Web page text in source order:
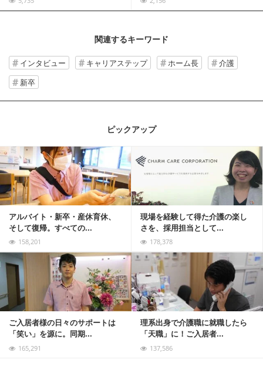
関連するキーワード
インタビュー キャリアステップ ホーム長
介護
新卒
ピックアップ
アルバイト・新卒・産休育休、
そして復帰。すべての...
158,201
現場を経験して得た介護の楽し
さを、採用担当として...
178,378
記事を読む
ご入居者様の日々のサポートは
「笑い」を源に。同期...
165,291
理系出身で介護職に就職したら
「天職」に！ご入居者...
137,586
記事を読む